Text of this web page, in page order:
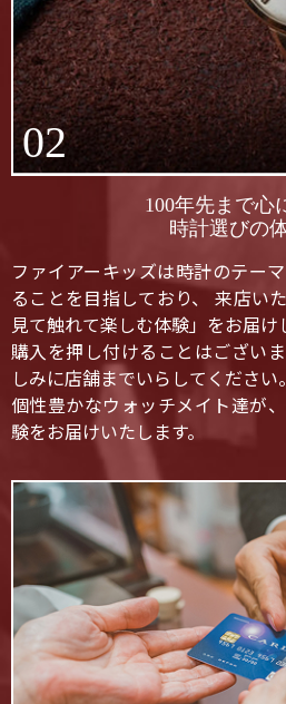
02
100年先まで心
時計選びの体
ファイアーキッズは時計のテー
ることを目指しており、 来店い
見て触れて楽しむ体験」をお届け
購入を押し付けることはござい
しみに店舗までいらしてください。
個性豊かなウォッチメイト達が
験をお届けいたします。